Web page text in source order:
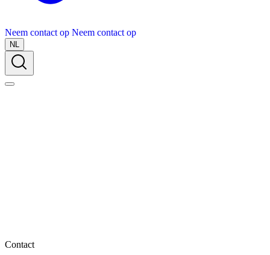
Neem contact op Neem contact op
NL
Contact